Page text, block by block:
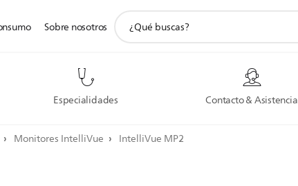
Especialidades Contacto & Asistencia
Sobre nosotros
Monitores IntelliVue IntelliVue MP2